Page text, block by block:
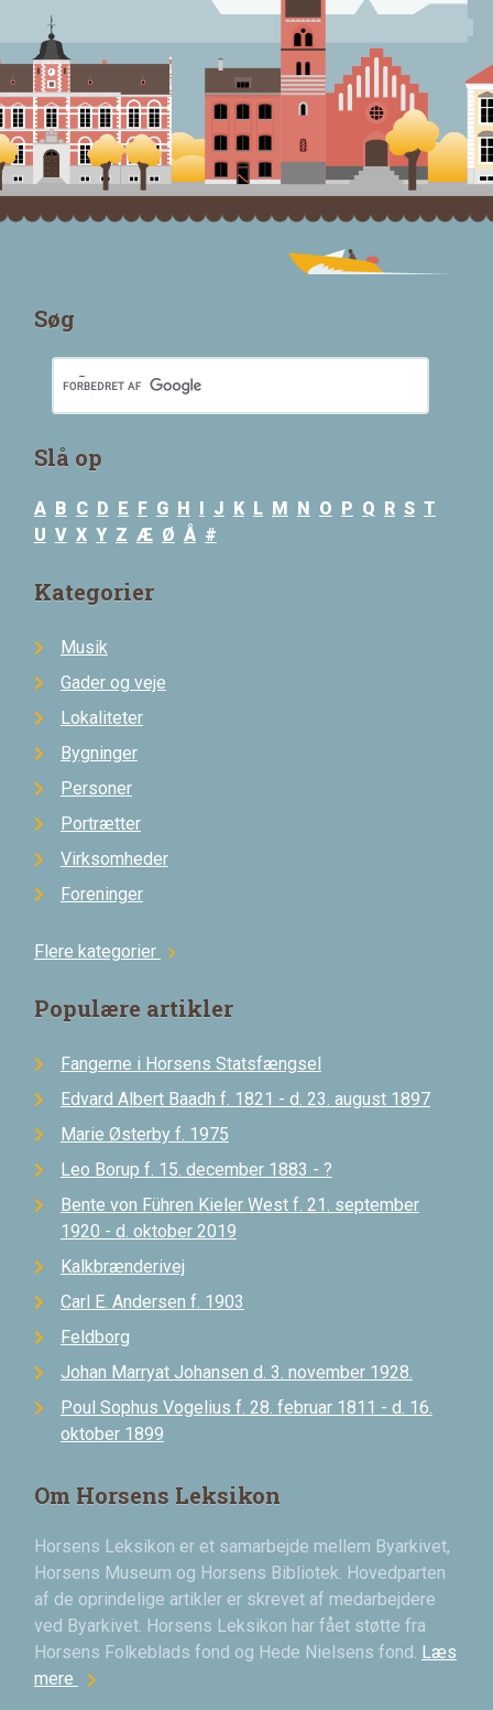
Søg
Slå op
A B C D E F G H I J K L M N O P Q R S T
U V X Y Z Æ Ø Å #
Kategorier
Musik
Gader og veje
Lokaliteter
Bygninger
Personer
Portrætter
Virksomheder
Foreninger
Flere kategorier chevron_right
Populære artikler
Fangerne i Horsens Statsfængsel
Edvard Albert Baadh f. 1821 - d. 23. august 1897
Marie Østerby f. 1975
Leo Borup f. 15. december 1883 - ?
Bente von Führen Kieler West f. 21. september
1920 - d. oktober 2019
Kalkbrænderivej
Carl E. Andersen f. 1903
Feldborg
Johan Marryat Johansen d. 3. november 1928.
Poul Sophus Vogelius f. 28. februar 1811 - d. 16.
oktober 1899
Om Horsens Leksikon
Horsens Leksikon er et samarbejde mellem Byarkivet,
Horsens Museum og Horsens Bibliotek. Hovedparten
af de oprindelige artikler er skrevet af medarbejdere
ved Byarkivet. Horsens Leksikon har fået støtte fra
Horsens Folkeblads fond og Hede Nielsens fond. Læs
mere chevron_right